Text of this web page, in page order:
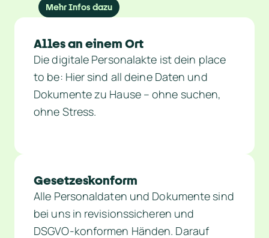
Mehr Infos dazu
Alles an einem Ort
Die digitale Personalakte ist dein place
to be: Hier sind all deine Daten und
Dokumente zu Hause – ohne suchen,
ohne Stress.
Gesetzeskonform
Alle Personaldaten und Dokumente sind
bei uns in revisionssicheren und
DSGVO-konformen Händen. Darauf